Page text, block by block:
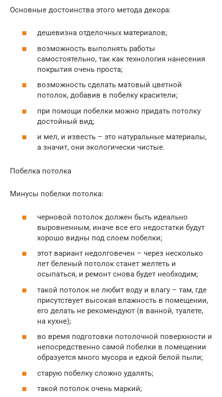
Основные достоинства этого метода декора:
дешевизна отделочных материалов;
возможность выполнять работы
самостоятельно, так как технология нанесения
покрытия очень проста;
возможность сделать матовый цветной
потолок, добавив в побелку красители;
при помощи побелки можно придать потолку
достойный вид;
и мел, и известь – это натуральные материалы,
а значит, они экологически чистые.
Побелка потолка
Минусы побелки потолка:
черновой потолок должен быть идеально
выровненным, иначе все его недостатки будут
хорошо видны под слоем побелки;
этот вариант недолговечен – через несколько
лет беленый потолок станет желтеть и
осыпаться, и ремонт снова будет необходим;
такой потолок не любит воду и влагу – там, где
присутствует высокая влажность в помещении,
его делать не рекомендуют (в ванной, туалете,
на кухне);
во время подготовки потолочной поверхности и
непосредственно самой побелки в помещении
образуется много мусора и едкой белой пыли;
старую побелку сложно удалять;
такой потолок очень маркий;